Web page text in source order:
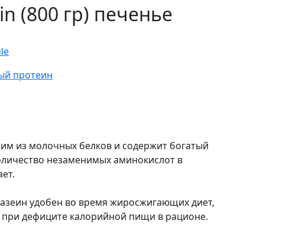
(800 гр) печенье
протеин
из молочных белков и содержит богатый
незаменимых аминокислот в
удобен во время жиросжигающих диет,
дефиците калорийной пищи в рационе.